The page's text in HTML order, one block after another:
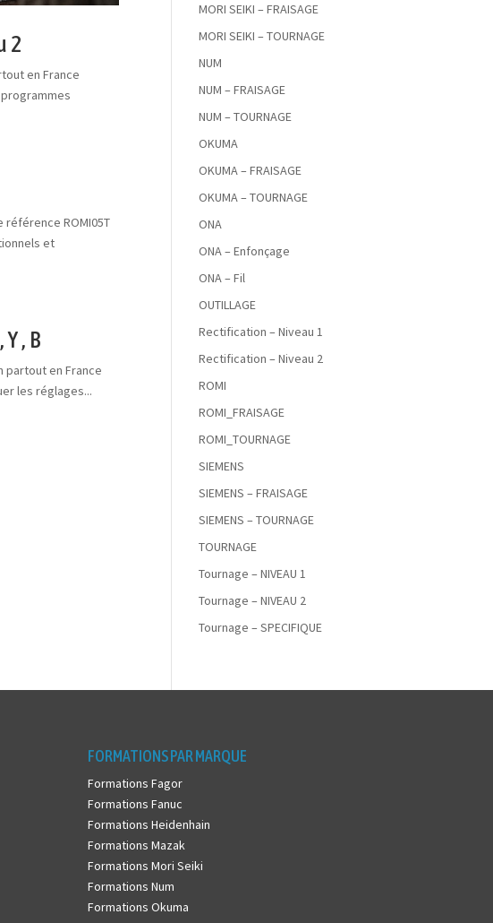
2
en France
ROMI05T
et
, B
partout en France
les réglages...
MORI SEIKI – FRAISAGE
MORI SEIKI – TOURNAGE
NUM
NUM – FRAISAGE
NUM – TOURNAGE
OKUMA
OKUMA – FRAISAGE
OKUMA – TOURNAGE
ONA
ONA – Enfonçage
ONA – Fil
OUTILLAGE
Rectification – Niveau 1
Rectification – Niveau 2
ROMI
ROMI_FRAISAGE
ROMI_TOURNAGE
SIEMENS
SIEMENS – FRAISAGE
SIEMENS – TOURNAGE
TOURNAGE
Tournage – NIVEAU 1
Tournage – NIVEAU 2
Tournage – SPECIFIQUE
FORMATIONS PAR MARQUE
Formations Fagor
Formations Fanuc
Formations Heidenhain
Formations Mazak
Formations Mori Seiki
Formations Num
Formations Okuma